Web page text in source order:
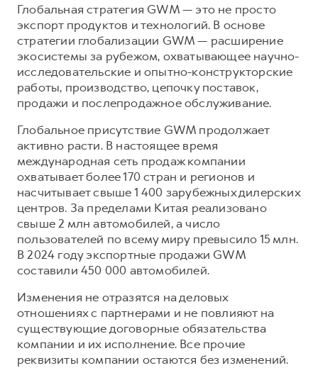
Глобальная стратегия GWM — это не просто
экспорт продуктов и технологий. В основе
стратегии глобализации GWM — расширение
экосистемы за рубежом, охватывающее научно-
исследовательские и опытно-конструкторские
работы, производство, цепочку поставок,
продажи и послепродажное обслуживание.
Глобальное присутствие GWM продолжает
активно расти. В настоящее время
международная сеть продаж компании
охватывает более 170 стран и регионов и
насчитывает свыше 1 400 зарубежных дилерских
центров. За пределами Китая реализовано
свыше 2 млн автомобилей, а число
пользователей по всему миру превысило 15 млн.
В 2024 году экспортные продажи GWM
составили 450 000 автомобилей.
Изменения не отразятся на деловых
отношениях с партнерами и не повлияют на
существующие договорные обязательства
компании и их исполнение. Все прочие
реквизиты компании остаются без изменений.